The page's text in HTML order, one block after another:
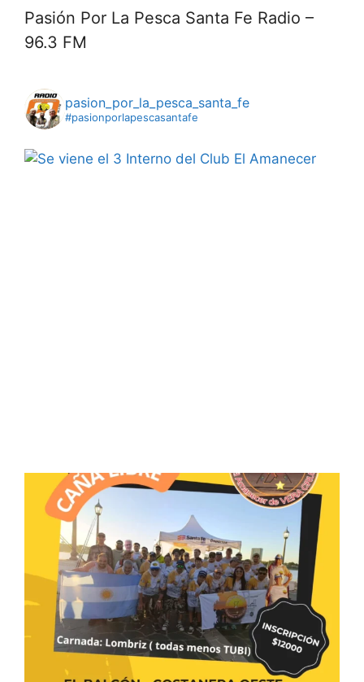
Pasión Por La Pesca Santa Fe Radio –
96.3 FM
pasion_por_la_pesca_santa_fe
#pasionporlapescasantafe